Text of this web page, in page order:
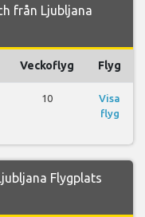
från Ljubljana
Veckoflyg Flyg
10
Visa
flyg
Flygplats